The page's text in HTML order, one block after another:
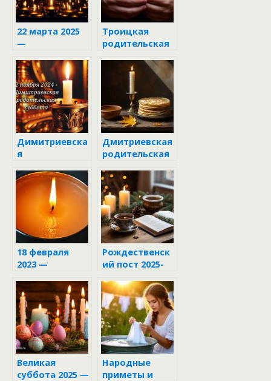
22 марта 2025
—
суббота 3-й
седмицы
Великого
поста
Троицкая
родительская
7 июня
Димитриевска
я
суббота 2024
Дмитриевская
родительская
ноября 2025
18 февраля
2023 —
родительская
суббота
Рождественск
ий пост 2025-
традиции,
правила и
духовный
смысл
Великая
суббота 2025 —
Народные
приметы и